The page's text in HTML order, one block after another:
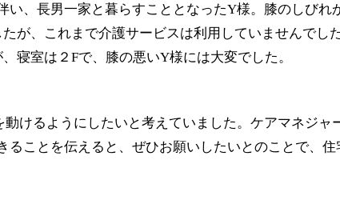
長男一家と暮らすこととなったY様。膝のしびれ
が、これまで介護サービスは利用していませんでし
寝室は２Fで、膝の悪いY様には大変でした。
けるようにしたいと考えていました。ケアマネジャ
ることを伝えると、ぜひお願いしたいとのことで、住